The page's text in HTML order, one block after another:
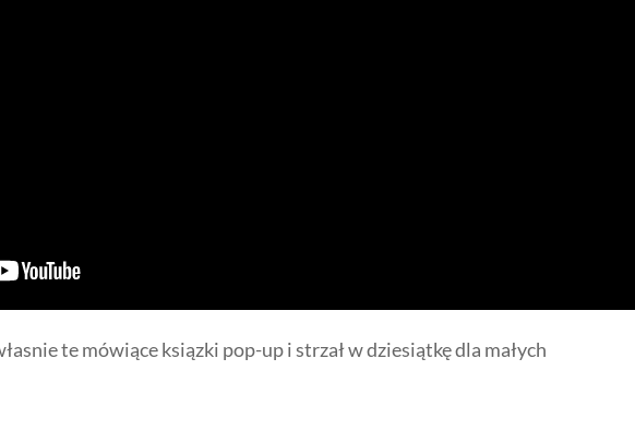
te mówiące ksiązki pop-up i strzał w dziesiątkę dla małych